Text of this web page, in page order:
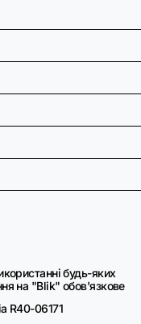
будь-яких
на "Blik" обов'язкове
R40-06171